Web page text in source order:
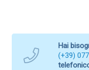
Hai
(+39)